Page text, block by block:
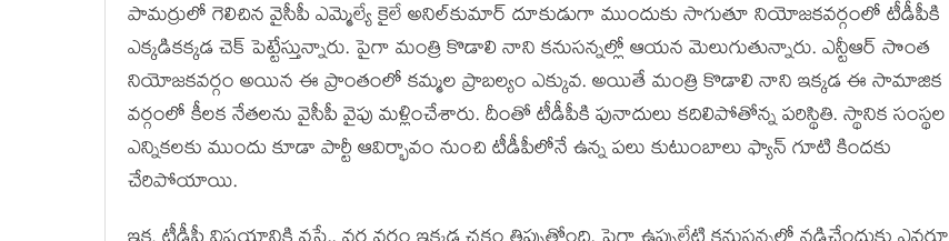
పామ‌ర్రులో గెలిచిన వైసీపీ ఎమ్మెల్యే కైలే అనిల్‌కుమార్ దూకుడుగా ముందుకు సాగుతూ నియోజ‌క‌వ‌ర్గంలో టీడీపీకి
ఎక్క‌డిక‌క్క‌డ చెక్ పెట్టేస్తున్నారు. పైగా మంత్రి కొడాలి నాని క‌నుస‌న్న‌ల్లో ఆయ‌న మెలుగుతున్నారు. ఎన్టీఆర్ సొంత
నియోజ‌క‌వ‌ర్గం అయిన ఈ ప్రాంతంలో క‌మ్మ‌ల ప్రాబ‌ల్యం ఎక్కువ‌. అయితే మంత్రి కొడాలి నాని ఇక్క‌డ ఈ సామాజిక
వ‌ర్గంలో కీల‌క నేత‌ల‌ను వైసీపీ వైపు మ‌ళ్లించేశారు. దీంతో టీడీపీకి పునాదులు క‌దిలిపోతోన్న ప‌రిస్థితి. స్థానిక సంస్థ‌ల
ఎన్నిక‌ల‌కు ముందు కూడా పార్టీ ఆవిర్భావం నుంచి టీడీపీలోనే ఉన్న ప‌లు కుటుంబాలు ఫ్యాన్ గూటి కింద‌కు
చేరిపోయాయి.